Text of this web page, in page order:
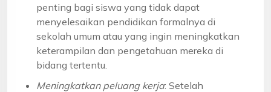
penting bagi siswa yang tidak dapat
menyelesaikan pendidikan formalnya di
sekolah umum atau yang ingin meningkatkan
keterampilan dan pengetahuan mereka di
bidang tertentu.
Meningkatkan peluang kerja: Setelah